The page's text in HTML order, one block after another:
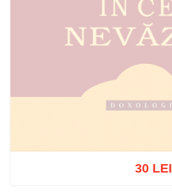
30 LEI